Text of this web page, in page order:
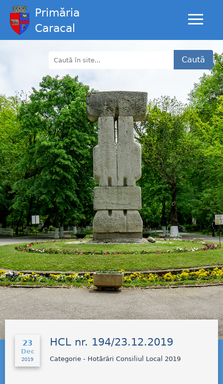
Primăria
Caracal
Caută
23
Dec
2019
HCL nr. 194/23.12.2019
Categorie - Hotărâri Consiliul Local 2019